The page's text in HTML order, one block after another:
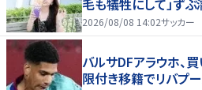
る」「女優さんかと」
2026/08/08 14:02サッカー
バルサDFアラウホ、
限付き移籍でリバプ